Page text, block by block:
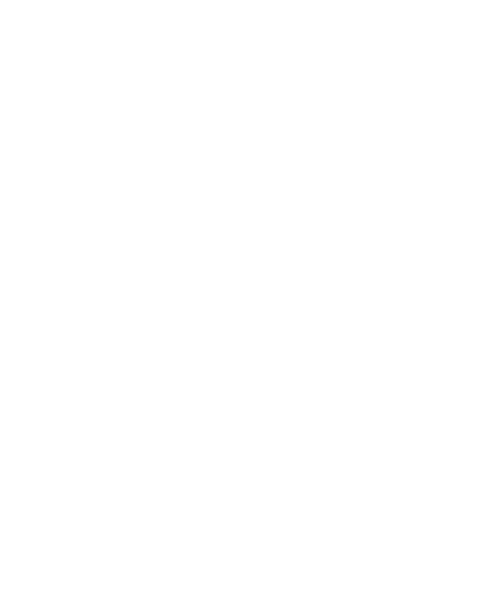
践机
、公共
感兴
政治、
海可能
展打下